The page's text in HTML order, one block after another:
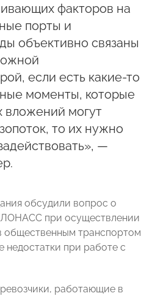
факторов на
порты и
объективно связаны
если есть какие-то
моменты, которые
вложений могут
то их нужно
—
обсудили вопрос о
при осуществлении
общественным транспортом
недостатки при работе с
работающие в